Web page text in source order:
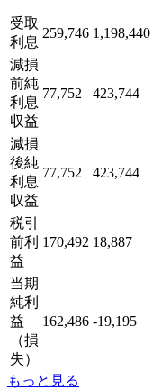
受取
利息
259,746 1,198,440
減損
前純
利息
収益
77,752 423,744
減損
後純
利息
収益
77,752 423,744
税引
前利
益
170,492 18,887
当期
純利
益
（損
失）
162,486 -19,195
もっと見る